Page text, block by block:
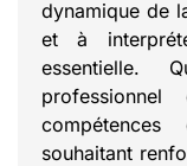
dynamique de
et à
essentielle.
souhaitant